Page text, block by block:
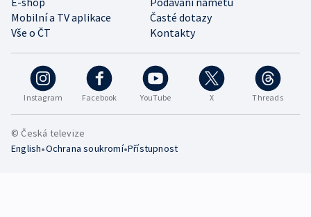
Instagram Facebook YouTube X Threads
Mobilní a TV aplikace
Časté dotazy
Vše o ČT
Kontakty
© Česká televize
English•Ochrana soukromí•Přístupnost